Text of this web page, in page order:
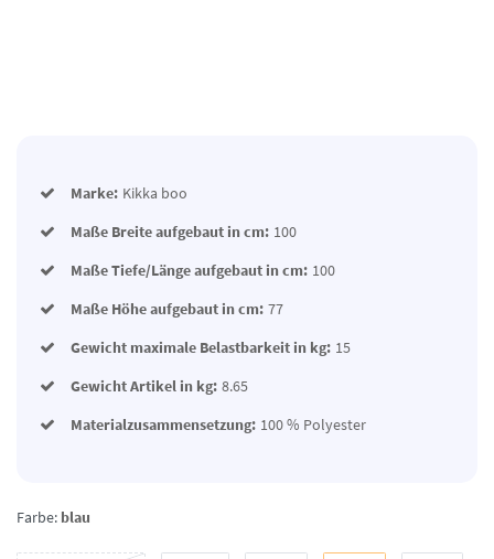
Marke: Kikka boo
Maße Breite aufgebaut in cm: 100
Maße Tiefe/Länge aufgebaut in cm: 100
Maße Höhe aufgebaut in cm: 77
Gewicht maximale Belastbarkeit in kg: 15
Gewicht Artikel in kg: 8.65
Materialzusammensetzung: 100 % Polyester
Farbe: blau